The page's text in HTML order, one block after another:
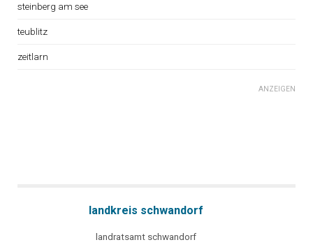
steinberg am see
teublitz
zeitlarn
ANZEIGEN
landkreis schwandorf
landratsamt schwandorf